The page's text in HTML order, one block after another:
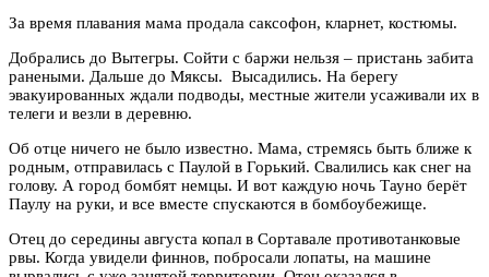
За время плавания мама продала саксофон, кларнет, костюмы.
Добрались до Вытегры. Сойти с баржи нельзя – пристань забита
ранеными. Дальше до Мяксы. Высадились. На берегу
эвакуированных ждали подводы, местные жители усаживали их в
телеги и везли в деревню.
Об отце ничего не было известно. Мама, стремясь быть ближе к
родным, отправилась с Паулой в Горький. Свалились как снег на
голову. А город бомбят немцы. И вот каждую ночь Тауно берёт
Паулу на руки, и все вместе спускаются в бомбоубежище.
Отец до середины августа копал в Сортавале противотанковые
рвы. Когда увидели финнов, побросали лопаты, на машине